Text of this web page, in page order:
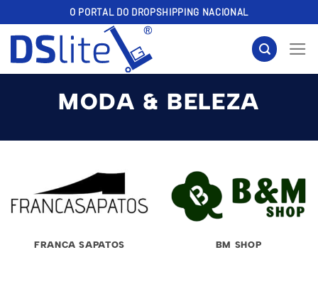
to
content
O PORTAL DO DROPSHIPPING NACIONAL
MODA & BELEZA
FRANCA SAPATOS BM SHOP